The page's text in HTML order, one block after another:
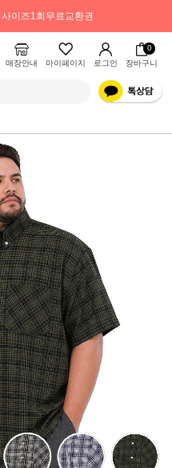
사이즈1회무료교환권
매장안내 마이페이지 로그인
0
장바구니